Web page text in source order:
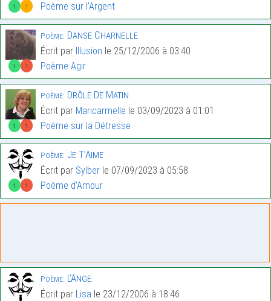
1 1
Poème sur l'Argent
1 1
Poème: Danse Charnelle
Écrit par Illusion le 25/12/2006 à 03:40
Poème Agir
1 1
Poème: Drôle De Matin
Écrit par Maricarmelle le 03/09/2023 à 01:01
Poème sur la Détresse
1 1
Poème: Je T’Aime
Écrit par Sylber le 07/09/2023 à 05:58
Poème d'Amour
Poème: L’Ange
Écrit par Lisa le 23/12/2006 à 18:46